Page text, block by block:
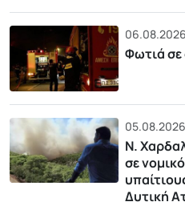
Φωτιά
Ν.
σε
Δυτική